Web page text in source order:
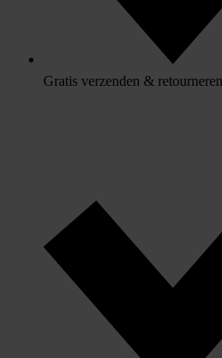
Gratis verzenden & retourneren